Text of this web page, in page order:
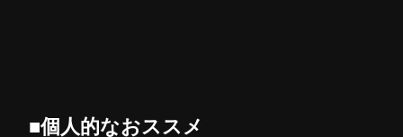
■個人的なおススメ